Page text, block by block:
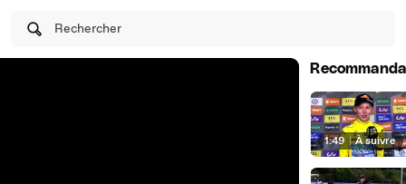
Rechercher
1:49 | À suivre